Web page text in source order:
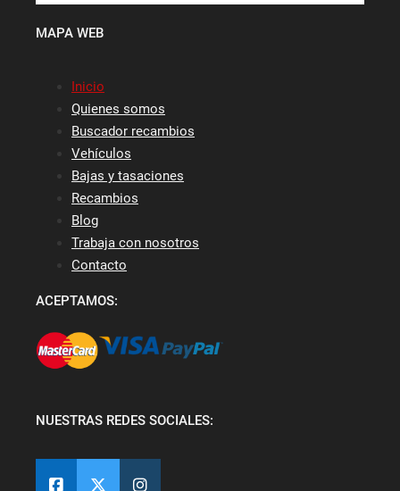
MAPA WEB
Inicio
Quienes somos
Buscador recambios
Vehículos
Bajas y tasaciones
Recambios
Blog
Trabaja con nosotros
Contacto
ACEPTAMOS:
NUESTRAS REDES SOCIALES: